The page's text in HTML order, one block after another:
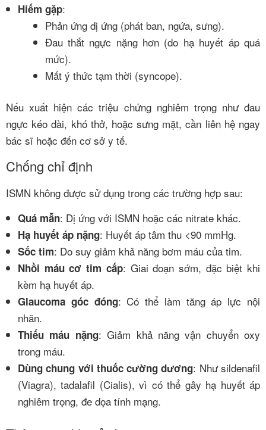
Hiếm gặp:
Phản ứng dị ứng (phát ban, ngứa, sưng).
Đau thắt ngực nặng hơn (do hạ huyết áp quá
mức).
Mất ý thức tạm thời (syncope).
Nếu xuất hiện các triệu chứng nghiêm trọng như đau
ngực kéo dài, khó thở, hoặc sưng mặt, cần liên hệ ngay
bác sĩ hoặc đến cơ sở y tế.
Chống chỉ định
ISMN không được sử dụng trong các trường hợp sau:
Quá mẫn: Dị ứng với ISMN hoặc các nitrate khác.
Hạ huyết áp nặng: Huyết áp tâm thu <90 mmHg.
Sốc tim: Do suy giảm khả năng bơm máu của tim.
Nhồi máu cơ tim cấp: Giai đoạn sớm, đặc biệt khi
kèm hạ huyết áp.
Glaucoma góc đóng: Có thể làm tăng áp lực nội
nhãn.
Thiếu máu nặng: Giảm khả năng vận chuyển oxy
trong máu.
Dùng chung với thuốc cường dương: Như sildenafil
(Viagra), tadalafil (Cialis), vì có thể gây hạ huyết áp
nghiêm trọng, đe dọa tính mạng.